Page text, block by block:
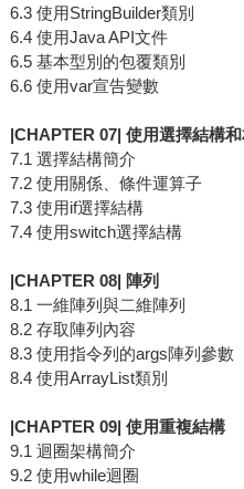
6.3 使用StringBuilder類別
6.4 使用Java API文件
6.5 基本型別的包覆類別
6.6 使用var宣告變數
|CHAPTER 07| 使用選擇結構
7.1 選擇結構簡介
7.2 使用關係、條件運算子
7.3 使用if選擇結構
7.4 使用switch選擇結構
|CHAPTER 08| 陣列
8.1 一維陣列與二維陣列
8.2 存取陣列內容
8.3 使用指令列的args陣列參數
8.4 使用ArrayList類別
|CHAPTER 09| 使用重複結構
9.1 迴圈架構簡介
9.2 使用while迴圈